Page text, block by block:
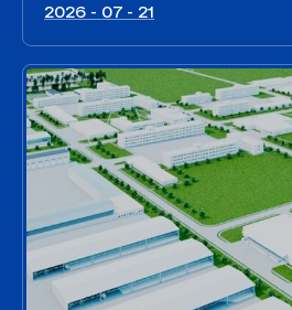
2026 - 07 - 21